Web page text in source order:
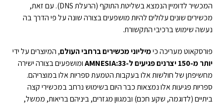
המכשיר לדומיין הנמצא בשליטת התוקף (הרעלת DNS). עם זאת,
מכשירים שונים עלולים להיות מושפעים בצורה שונה על פי הדרך בה
נעשה שימוש ברכיבי התקשורת.
פורסקאוט מעריכה כימיליוני מכשירים ברחבי העולם, המיוצרים על ידי
יותר מ-150 יצרנים
פגיעים ל-AMNESIA:33ומושפעים בצורה ישירה
מחשיפתן של חולשות אלו בעקבות הטמעת ספריות אלו במוצריהם.
ספריות פגיעות אלו נמצאות כבר היום בשימוש נרחב במכשירי קצה
ביתיים (לדוגמה, שקע חכם) ובמגוון מגזרים, ביניהם בריאות, ממשל,